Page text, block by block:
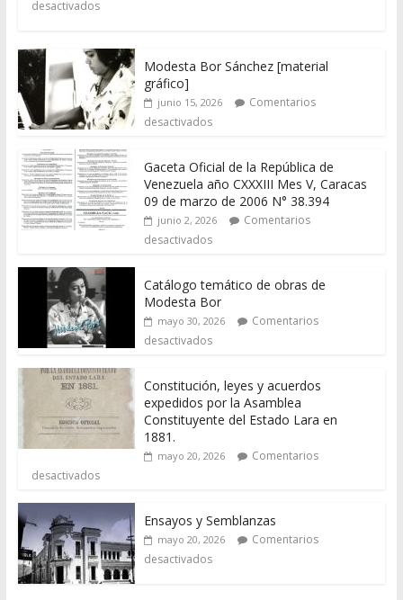
desactivados
Modesta Bor Sánchez [material
gráfico]
junio 15, 2026
Comentarios
desactivados
Gaceta Oficial de la República de
Venezuela año CXXXIII Mes V, Caracas
09 de marzo de 2006 N° 38.394
junio 2, 2026
Comentarios
desactivados
Catálogo temático de obras de
Modesta Bor
mayo 30, 2026
Comentarios
desactivados
Constitución, leyes y acuerdos
expedidos por la Asamblea
Constituyente del Estado Lara en
1881.
mayo 20, 2026
Comentarios
desactivados
Ensayos y Semblanzas
mayo 20, 2026
Comentarios
desactivados